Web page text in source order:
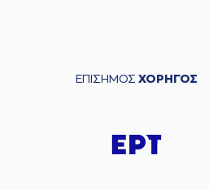
ΕΠΙΣΗΜΟΣ ΧΟΡΗΓΟΣ